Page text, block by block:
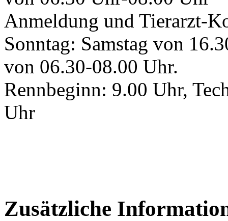
Anmeldung und Tierarzt-
Sonntag: Samstag von
von 06.30-08.00 Uhr.
Rennbeginn: 9.00 Uhr,
Uhr
Zusätzliche